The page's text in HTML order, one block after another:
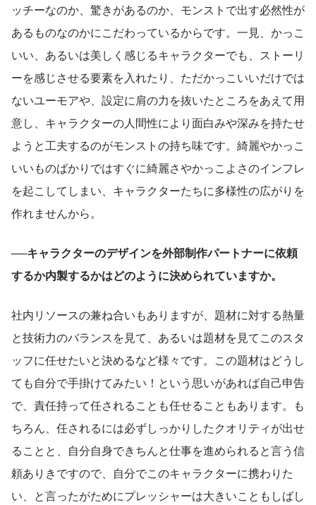
ッチーなのか、驚きがあるのか、モンストで出す必然性が
あるものなのかにこだわっているからです。一見、かっこ
いい、あるいは美しく感じるキャラクターでも、ストーリ
ーを感じさせる要素を入れたり、ただかっこいいだけでは
ないユーモアや、設定に肩の力を抜いたところをあえて用
意し、キャラクターの人間性により面白みや深みを持たせ
ようと工夫するのがモンストの持ち味です。綺麗やかっこ
いいものばかりではすぐに綺麗さやかっこよさのインフレ
を起こしてしまい、キャラクターたちに多様性の広がりを
作れませんから。
──キャラクターのデザインを外部制作パートナーに依頼
するか内製するかはどのように決められていますか。
社内リソースの兼ね合いもありますが、題材に対する熱量
と技術力のバランスを見て、あるいは題材を見てこのスタ
ッフに任せたいと決めるなど様々です。この題材はどうし
ても自分で手掛けてみたい！という思いがあれば自己申告
で、責任持って任されることも任せることもあります。も
ちろん、任されるには必ずしっかりしたクオリティが出せ
ることと、自分自身できちんと仕事を進められると言う信
頼ありきですので、自分でこのキャラクターに携わりた
い、と言ったがためにプレッシャーは大きいこともしばし